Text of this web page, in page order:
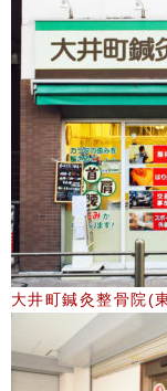
大井町鍼灸整骨院(